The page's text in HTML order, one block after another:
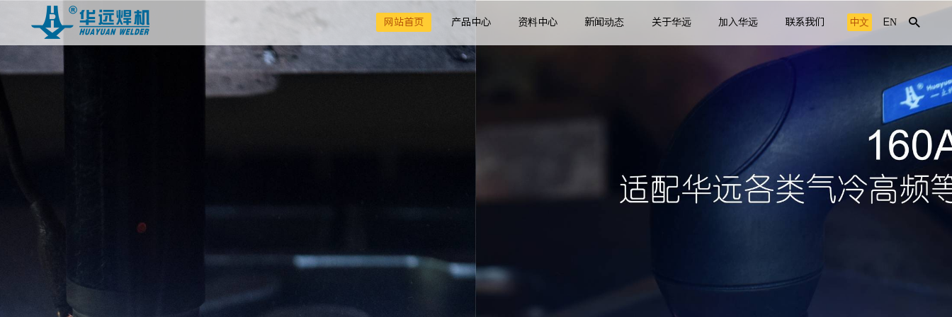
网站首页 产品中心 资料中心 新闻动态 关于华远 加入华远 联系我们 中文 EN 